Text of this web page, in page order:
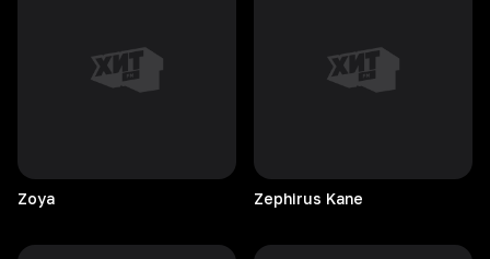
Zoya Zephirus Kane